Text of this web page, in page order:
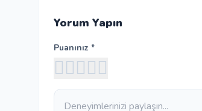
Yorum Yapın
Puanınız *